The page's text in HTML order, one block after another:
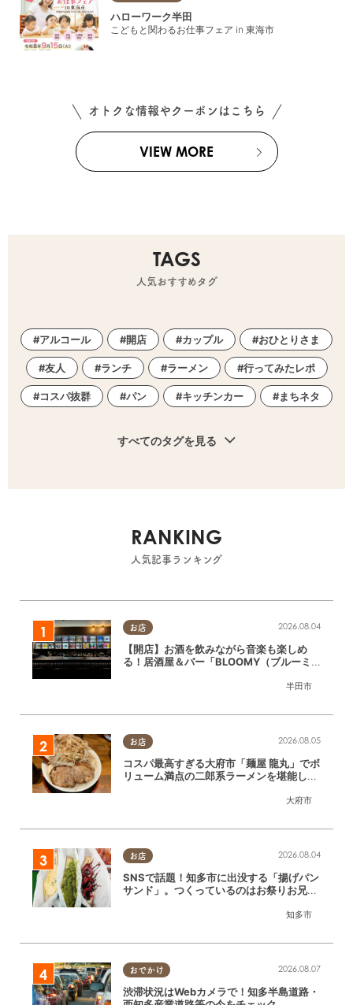
ハローワーク半田
こどもと関わるお仕事フェア in 東海市
オトクな情報やクーポンはこちら
VIEW MORE
TAGS
人気おすすめタグ
アルコール 開店 カップル おひとりさま
友人 ランチ ラーメン 行ってみたレポ
コスパ抜群 パン キッチンカー まちネタ
すべてのタグを見る
RANKING
人気記事ランキング
お店
半田市
2026.08.04
【開店】お酒を飲みながら音楽も楽しめ
る！居酒屋＆バー「BLOOMY（ブルーミ
お店
大府市
2026.08.05
コスパ最高すぎる大府市「麺屋 龍丸」でボ
リューム満点の二郎系ラーメンを堪能して
お店
知多市
2026.08.04
SNSで話題！知多市に出没する「揚げパン
サンド」。つくっているのはお祭りお兄さ
おでかけ 2026.08.07
渋滞状況はWebカメラで！知多半島道路・